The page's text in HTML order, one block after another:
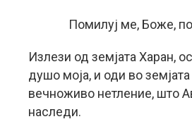
Помилуј ме, Боже,
Излези од земјата Харан,
душо моја, и оди во земјата
вечноживо нетление, што
наследи.